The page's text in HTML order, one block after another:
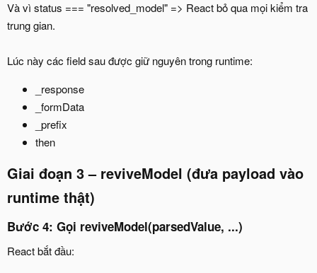
Và vì status === "resolved_model" => React bỏ qua mọi kiểm tra
trung gian.
Lúc này các field sau được giữ nguyên trong runtime:
_response
_formData
_prefix
then
Giai đoạn 3 – reviveModel (đưa payload vào
runtime thật)
Bước 4: Gọi reviveModel(parsedValue, ...)
React bắt đầu: